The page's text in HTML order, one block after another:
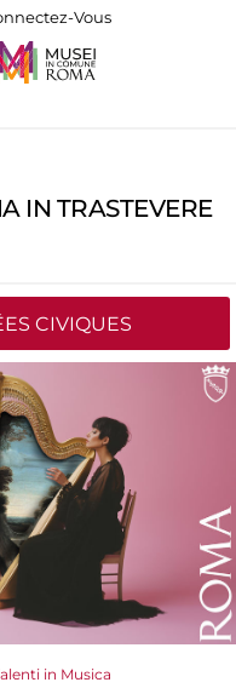
Vous
IN TRASTEVERE
CIVIQUES
in Musica